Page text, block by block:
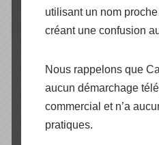
HYBRIDE
Documentation
télécharger
utilisant un nom
créant une confusion
Nous rappelons que
aucun démarchage
commercial et n’a
pratiques.